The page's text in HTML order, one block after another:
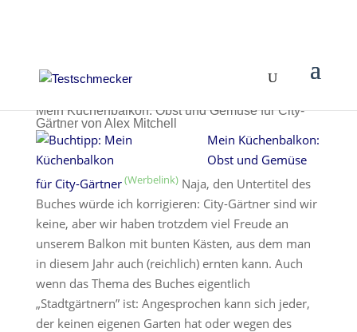
Mein Küchenbalkon: Obst und Gemüse für City-
Gärtner von Alex Mitchell
Mein Küchenbalkon:
Obst und Gemüse
für City-Gärtner
Naja, den Untertitel des
Buches würde ich korrigieren: City-Gärtner sind wir
keine, aber wir haben trotzdem viel Freude an
unserem Balkon mit bunten Kästen, aus dem man
in diesem Jahr auch (reichlich) ernten kann. Auch
wenn das Thema des Buches eigentlich
„Stadtgärtnern” ist: Angesprochen kann sich jeder,
der keinen eigenen Garten hat oder wegen des